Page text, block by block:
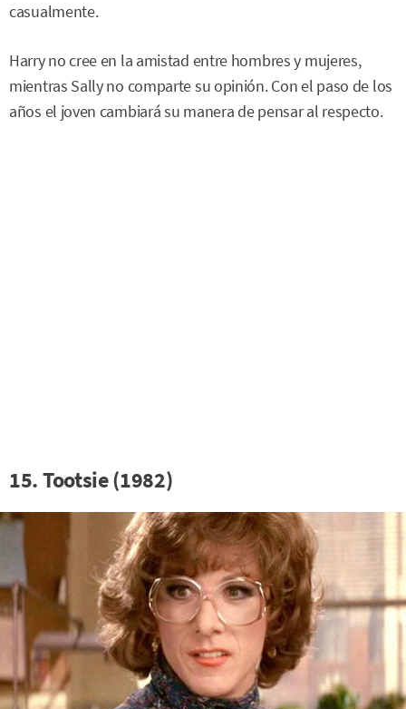
casualmente.
Harry no cree en la amistad entre hombres y mujeres,
mientras Sally no comparte su opinión. Con el paso de los
años el joven cambiará su manera de pensar al respecto.
15. Tootsie (1982)